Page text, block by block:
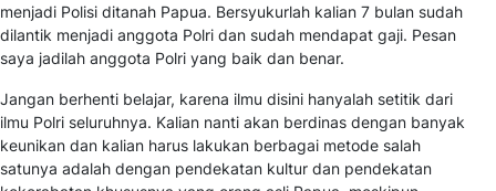
menjadi Polisi ditanah Papua. Bersyukurlah kalian 7 bulan sudah
dilantik menjadi anggota Polri dan sudah mendapat gaji. Pesan
saya jadilah anggota Polri yang baik dan benar.
Jangan berhenti belajar, karena ilmu disini hanyalah setitik dari
ilmu Polri seluruhnya. Kalian nanti akan berdinas dengan banyak
keunikan dan kalian harus lakukan berbagai metode salah
satunya adalah dengan pendekatan kultur dan pendekatan